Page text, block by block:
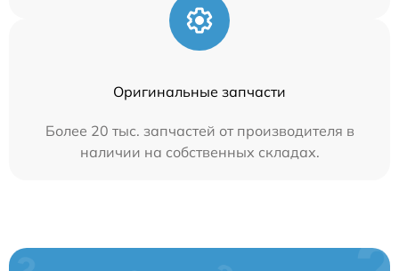
Оригинальные запчасти
Более 20 тыс. запчастей от производителя в
наличии на собственных складах.